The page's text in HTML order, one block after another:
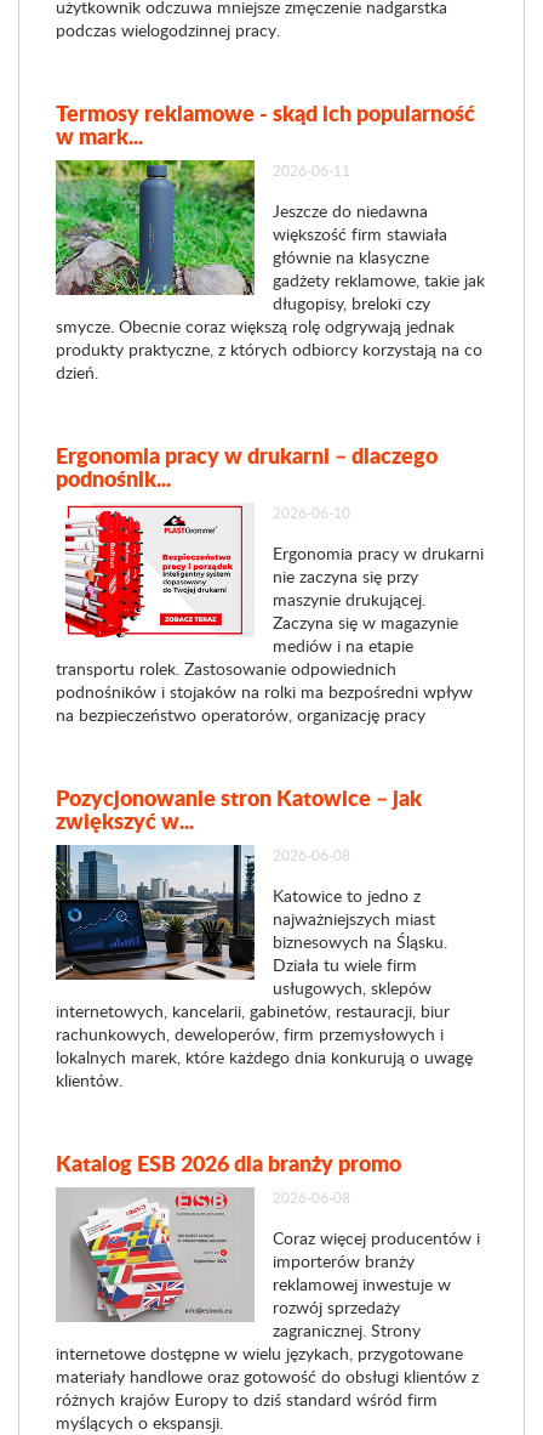
użytkownik odczuwa mniejsze zmęczenie nadgarstka
podczas wielogodzinnej pracy.
Termosy reklamowe - skąd ich popularność
w mark...
2026-06-11
Jeszcze do niedawna
większość firm stawiała
głównie na klasyczne
gadżety reklamowe, takie jak
długopisy, breloki czy
smycze. Obecnie coraz większą rolę odgrywają jednak
produkty praktyczne, z których odbiorcy korzystają na co
dzień.
Ergonomia pracy w drukarni – dlaczego
podnośnik...
2026-06-10
Ergonomia pracy w drukarni
nie zaczyna się przy
maszynie drukującej.
Zaczyna się w magazynie
mediów i na etapie
transportu rolek. Zastosowanie odpowiednich
podnośników i stojaków na rolki ma bezpośredni wpływ
na bezpieczeństwo operatorów, organizację pracy
Pozycjonowanie stron Katowice – jak
zwiększyć w...
2026-06-08
Katowice to jedno z
najważniejszych miast
biznesowych na Śląsku.
Działa tu wiele firm
usługowych, sklepów
internetowych, kancelarii, gabinetów, restauracji, biur
rachunkowych, deweloperów, firm przemysłowych i
lokalnych marek, które każdego dnia konkurują o uwagę
klientów.
Katalog ESB 2026 dla branży promo
2026-06-08
Coraz więcej producentów i
importerów branży
reklamowej inwestuje w
rozwój sprzedaży
zagranicznej. Strony
internetowe dostępne w wielu językach, przygotowane
materiały handlowe oraz gotowość do obsługi klientów z
różnych krajów Europy to dziś standard wśród firm
myślących o ekspansji.